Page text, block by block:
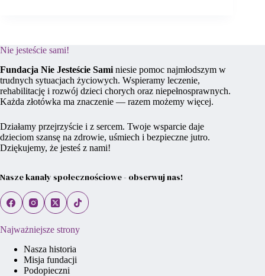
Nie jesteście sami!
Fundacja Nie Jesteście Sami niesie pomoc najmłodszym w
trudnych sytuacjach życiowych. Wspieramy leczenie,
rehabilitację i rozwój dzieci chorych oraz niepełnosprawnych.
Każda złotówka ma znaczenie — razem możemy więcej.
Działamy przejrzyście i z sercem. Twoje wsparcie daje
dzieciom szansę na zdrowie, uśmiech i bezpieczne jutro.
Dziękujemy, że jesteś z nami!
Nasze kanały społecznościowe - obserwuj nas!
Najważniejsze strony
Nasza historia
Misja fundacji
Podopieczni